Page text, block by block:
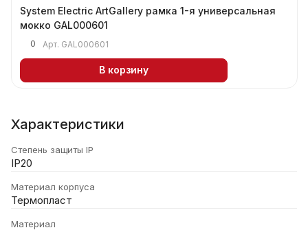
System Electric ArtGallery рамка 1-я универсальная
мокко GAL000601
0 Арт. GAL000601
В корзину
Характеристики
Степень защиты IP
IP20
Материал корпуса
Термопласт
Материал